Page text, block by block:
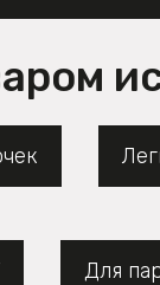
Для